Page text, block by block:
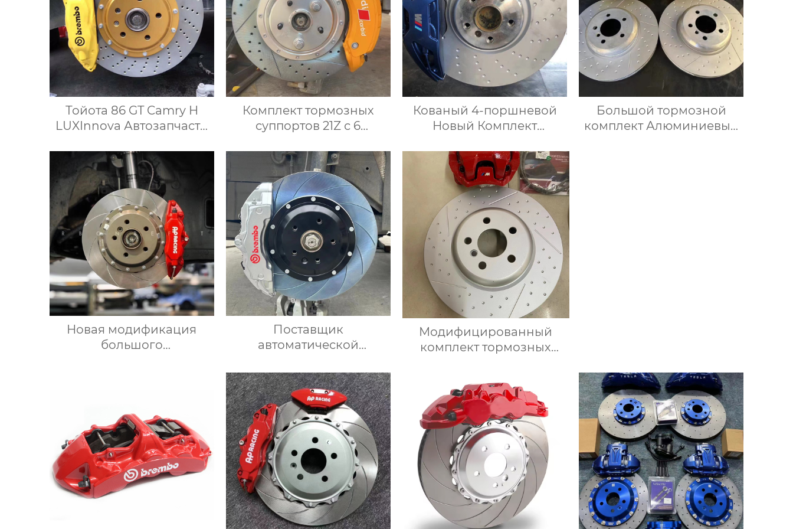
Тойота 86 GT Camry H
LUXInnova Автозапчасти
на заказ Большой
тормозной суппорт
TSLF50 с 4POT и
комплектом роторных
дисков
Комплект тормозных
суппортов 21Z с 6
для тормозного диска
диаметром 380-390-410
мм для колес диаметром
19 дюймов и выше Audi
Mercedes-benz BMW
Кованый 4-поршневой
Новый Комплект
с кронштейнами,
Дисками и колодками
для Автоматической
тормозной системы Bmw
Серии G
Большой тормозной
комплект Алюминиевый
Новая модификация
большого
дюймовыми колесными
дисками
Поставщик
автоматической
Большой комплект
тормозных суппортов 18Z
с 6-дюймовым передним
и задним тормозным
суппортом для Toyota audi
Honda VW Infiniti
Модифицированный
комплект тормозных
комплект задних
тормозов тормозной
суппорт для BMW серии
g38 g30 g12 g02